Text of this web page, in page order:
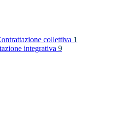
collettiva 1
integrativa 9